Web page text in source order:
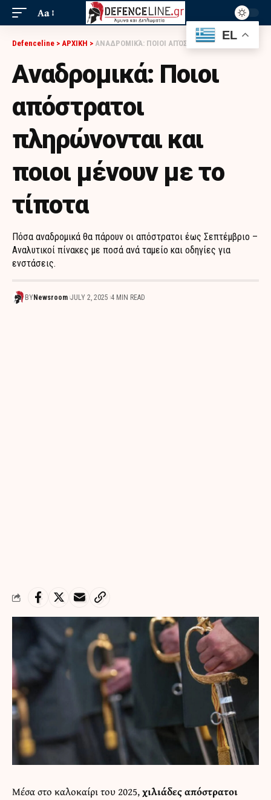
Aa
Defenceline > ΑΡΧΙΚΗ > AΝΑΔΡΟΜΙΚΆ: ΠΟΙΟΙ ΑΠΌΣΤΡΑΤΟΙ ΠΛΗΡΏΝΟΝΤΑΙ ΚΑΙ ΠΟΙΟΙ ΜΈΝΟΥΝ ΜΕ ΤΟ ΤΊΠΟΤΑ
Aναδρομικά: Ποιοι
απόστρατοι
πληρώνονται και
ποιοι μένουν με το
τίποτα
Πόσα αναδρομικά θα πάρουν οι απόστρατοι έως Σεπτέμβριο –
Αναλυτικοί πίνακες με ποσά ανά ταμείο και οδηγίες για
ενστάσεις.
BY Newsroom JULY 2, 2025 4 MIN READ
Μέσα στο καλοκαίρι του 2025,χιλιάδες απόστρατοι
EL